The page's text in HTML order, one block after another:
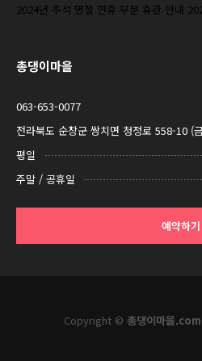
2024년 추석 명절 연휴 부분 휴관 안내
총댕이마을
063-653-0077
전라북도 순창군 쌍치면 청정로 558-10 (
평일
주말 / 공휴일
예약하기
Copyright © 총댕이마을.com